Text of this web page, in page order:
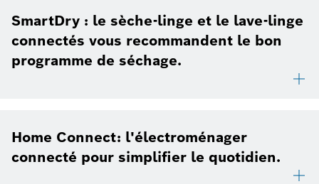
SmartDry : le sèche-linge et le lave-linge
connectés vous recommandent le bon
programme de séchage.
Home Connect: l'électroménager
connecté pour simplifier le quotidien.